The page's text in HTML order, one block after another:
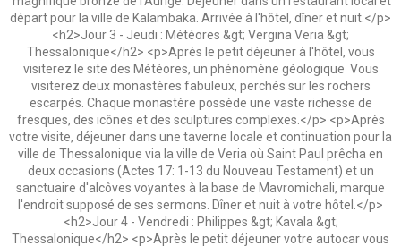
départ pour la ville de Kalambaka. Arrivée à l'hôtel, dîner et nuit.</p>
<h2>Jour 3 - Jeudi : Météores &gt; Vergina Veria &gt;
Thessalonique</h2> <p>Après le petit déjeuner à l'hôtel, vous
visiterez le site des Météores, un phénomène géologique Vous
visiterez deux monastères fabuleux, perchés sur les rochers
escarpés. Chaque monastère possède une vaste richesse de
fresques, des icônes et des sculptures complexes.</p> <p>Après
votre visite, déjeuner dans une taverne locale et continuation pour la
ville de Thessalonique via la ville de Veria où Saint Paul prêcha en
deux occasions (Actes 17: 1-13 du Nouveau Testament) et un
sanctuaire d'alcôves voyantes à la base de Mavromichali, marque
l'endroit supposé de ses sermons. Dîner et nuit à votre hôtel.</p>
<h2>Jour 4 - Vendredi : Philippes &gt; Kavala &gt;
Thessalonique</h2> <p>Après le petit déjeuner votre autocar vous